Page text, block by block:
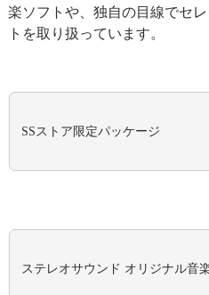
楽ソフトや、独自の目線でセ
トを取り扱っています。
SSストア限定パッケージ
ステレオサウンド オリジナル音